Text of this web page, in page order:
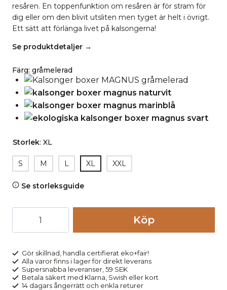
resåren. En toppenfunktion om resåren är för stram för
dig eller om den blivit utsliten men tyget är helt i övrigt.
Ett sätt att förlänga livet på kalsongerna!
Se produktdetaljer →
Färg: gråmelerad
Storlek: XL
S M L XL XXL
Se storleksguide
gråmelerad
mängd
Köp
Gör skillnad, handla certifierat eko+fair!
Alla varor finns i lager för direkt leverans
Supersnabba leveranser, 59 SEK
Betala säkert med Klarna, Swish eller kort
14 dagars ångerrätt och enkla returer